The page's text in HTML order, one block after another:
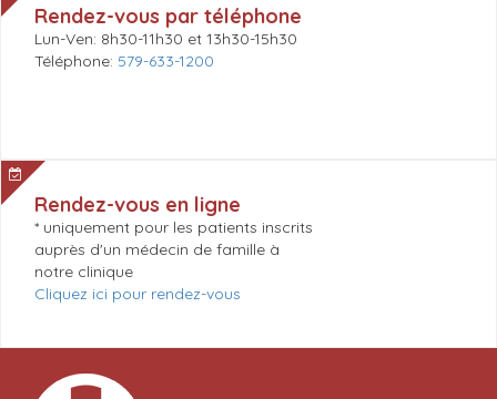
Rendez-vous par téléphone
Lun-Ven: 8h30-11h30 et 13h30-15h30
Téléphone: 579-633-1200
Rendez-vous en ligne
* uniquement pour les patients inscrits
auprès d'un médecin de famille à
notre clinique
Cliquez ici pour rendez-vous